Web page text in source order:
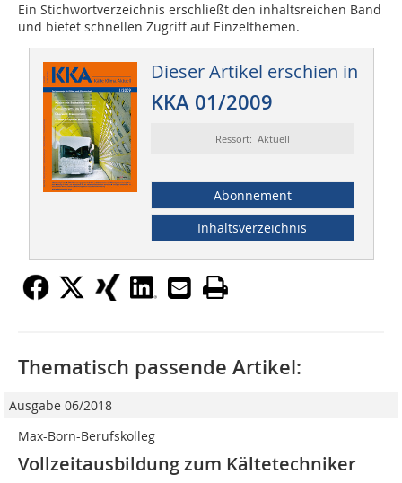
Ein Stichwortverzeichnis erschließt den inhaltsreichen Band
und bietet schnellen Zugriff auf Einzelthemen.
Dieser Artikel erschien in
KKA 01/2009
Ressort: Aktuell
Abonnement
Inhaltsverzeichnis
Thematisch passende Artikel:
Ausgabe 06/2018
Max-Born-Berufskolleg
Vollzeitausbildung zum Kältetechniker